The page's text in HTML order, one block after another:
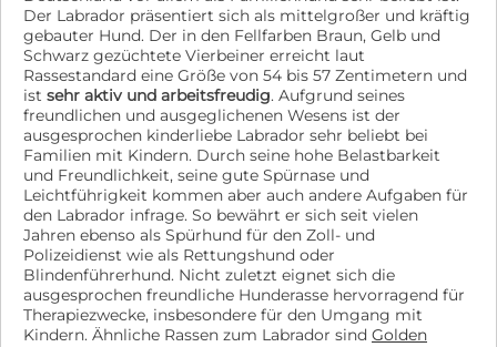
Der Labrador präsentiert sich als mittelgroßer und kräftig
gebauter Hund. Der in den Fellfarben Braun, Gelb und
Schwarz gezüchtete Vierbeiner erreicht laut
Rassestandard eine Größe von 54 bis 57 Zentimetern und
ist sehr aktiv und arbeitsfreudig. Aufgrund seines
freundlichen und ausgeglichenen Wesens ist der
ausgesprochen kinderliebe Labrador sehr beliebt bei
Familien mit Kindern. Durch seine hohe Belastbarkeit
und Freundlichkeit, seine gute Spürnase und
Leichtführigkeit kommen aber auch andere Aufgaben für
den Labrador infrage. So bewährt er sich seit vielen
Jahren ebenso als Spürhund für den Zoll- und
Polizeidienst wie als Rettungshund oder
Blindenführerhund. Nicht zuletzt eignet sich die
ausgesprochen freundliche Hunderasse hervorragend für
Therapiezwecke, insbesondere für den Umgang mit
Kindern. Ähnliche Rassen zum Labrador sind Golden